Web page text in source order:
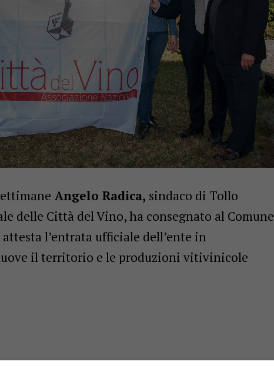
Angelo Radica, sindaco di Tollo
delle Città del Vino, ha consegnato al Comune
l’entrata ufficiale dell’ente in
il territorio e le produzioni vitivinicole